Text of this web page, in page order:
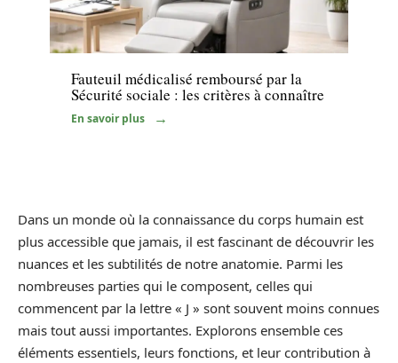
Santé
Fauteuil médicalisé remboursé par la
Sécurité sociale : les critères à connaître
En savoir plus
Dans un monde où la connaissance du corps humain est
plus accessible que jamais, il est fascinant de découvrir les
nuances et les subtilités de notre anatomie. Parmi les
nombreuses parties qui le composent, celles qui
commencent par la lettre « J » sont souvent moins connues
mais tout aussi importantes. Explorons ensemble ces
éléments essentiels, leurs fonctions, et leur contribution à